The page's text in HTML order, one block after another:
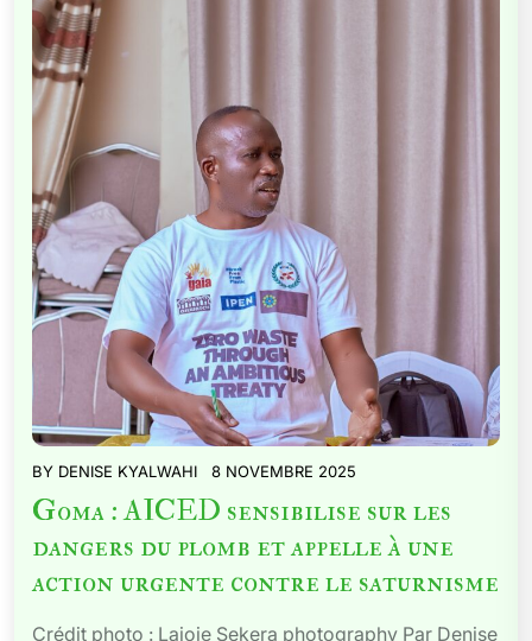
BY DENISE KYALWAHI 8 NOVEMBRE 2025
Goma : AICED sensibilise sur les
dangers du plomb et appelle à une
action urgente contre le saturnisme
Crédit photo : Lajoie Sekera photography Par Denise